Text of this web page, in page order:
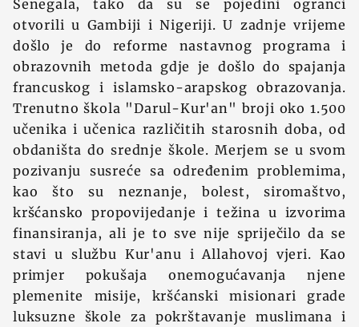
Senegala, tako da su se pojedini ogranci
otvorili u Gambiji i Nigeriji. U zadnje vrijeme
došlo je do reforme nastavnog programa i
obrazovnih metoda gdje je došlo do spajanja
francuskog i islamsko-arapskog obrazovanja.
Trenutno škola "Darul-Kur'an" broji oko 1.500
učenika i učenica različitih starosnih doba, od
obdaništa do srednje škole. Merjem se u svom
pozivanju susreće sa određenim problemima,
kao što su neznanje, bolest, siromaštvo,
kršćansko propovijedanje i težina u izvorima
finansiranja, ali je to sve nije spriječilo da se
stavi u službu Kur'anu i Allahovoj vjeri. Kao
primjer pokušaja onemogućavanja njene
plemenite misije, kršćanski misionari grade
luksuzne škole za pokrštavanje muslimana i